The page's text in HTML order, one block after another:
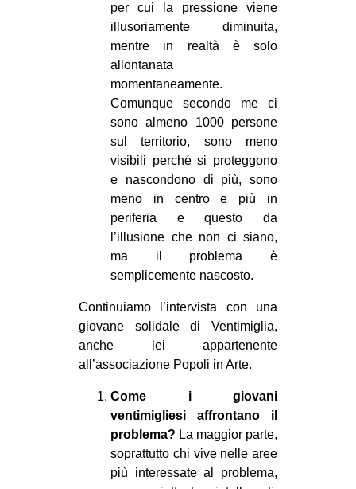
per cui la pressione viene
illusoriamente diminuita,
mentre in realtà è solo
allontanata
momentaneamente.
Comunque secondo me ci
sono almeno 1000 persone
sul territorio, sono meno
visibili perché si proteggono
e nascondono di più, sono
meno in centro e più in
periferia e questo da
l’illusione che non ci siano,
ma il problema è
semplicemente nascosto.
Continuiamo l’intervista con una
giovane solidale di Ventimiglia,
anche lei appartenente
all’associazione Popoli in Arte.
Come i giovani
ventimigliesi affrontano il
problema? La maggior parte,
soprattutto chi vive nelle aree
più interessate al problema,